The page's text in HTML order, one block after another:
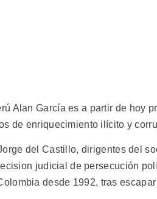
Alan García es a partir de hoy
de enriquecimiento ilícito y
del Castillo, dirigentes del
judicial de persecución
desde 1992, tras